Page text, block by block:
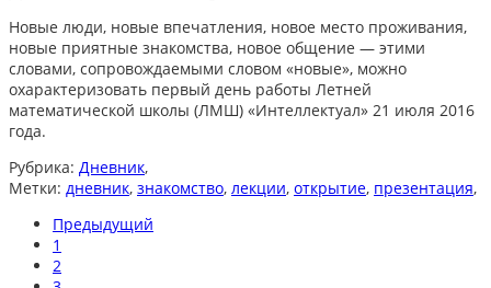
Новые люди, новые впечатления, новое место проживания,
новые приятные знакомства, новое общение — этими
словами, сопровождаемыми словом «новые», можно
охарактеризовать первый день работы Летней
математической школы (ЛМШ) «Интеллектуал» 21 июля 2016
года.
Рубрика: Дневник,
Метки: дневник, знакомство, лекции, открытие, презентация,
Предыдущий
1
2